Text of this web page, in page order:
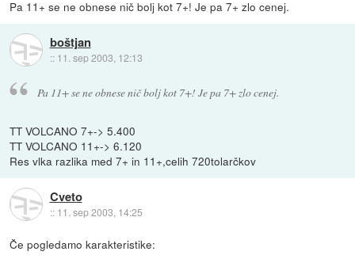
Pa 11+ se ne obnese nič bolj kot 7+! Je pa 7+ zlo cenej.
boštjan
:: 11. sep 2003, 12:13
Pa 11+ se ne obnese nič bolj kot 7+! Je pa 7+ zlo cenej.
TT VOLCANO 7+-> 5.400
TT VOLCANO 11+-> 6.120
Res vlka razlika med 7+ in 11+,celih 720tolarčkov
Cveto
:: 11. sep 2003, 14:25
Če pogledamo karakteristike: